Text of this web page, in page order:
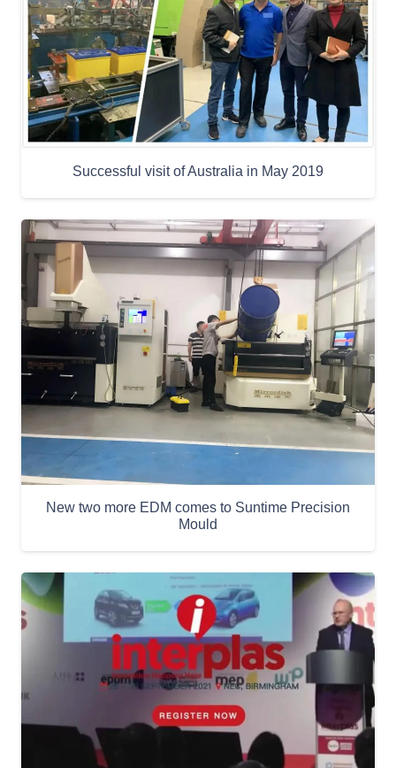
Successful visit of Australia in May 2019
New two more EDM comes to Suntime Precision
Mould